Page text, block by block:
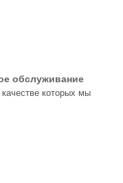
обслуживание
которых мы